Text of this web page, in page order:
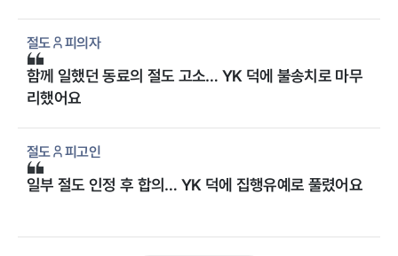
절도 피의자
함께 일했던 동료의 절도 고소… YK 덕에 불송치로 마무
리했어요
절도 피고인
일부 절도 인정 후 합의… YK 덕에 집행유예로 풀렸어요